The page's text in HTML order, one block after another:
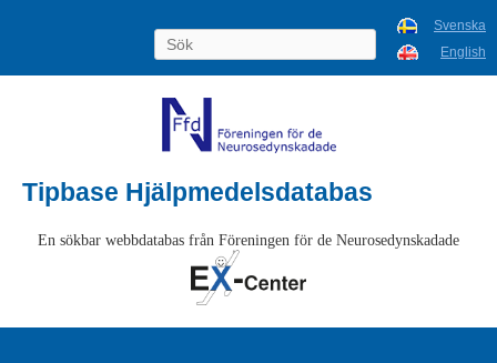
Svenska
English
Tipbase Hjälpmedelsdatabas
En sökbar webbdatabas från Föreningen för de Neurosedynskadade